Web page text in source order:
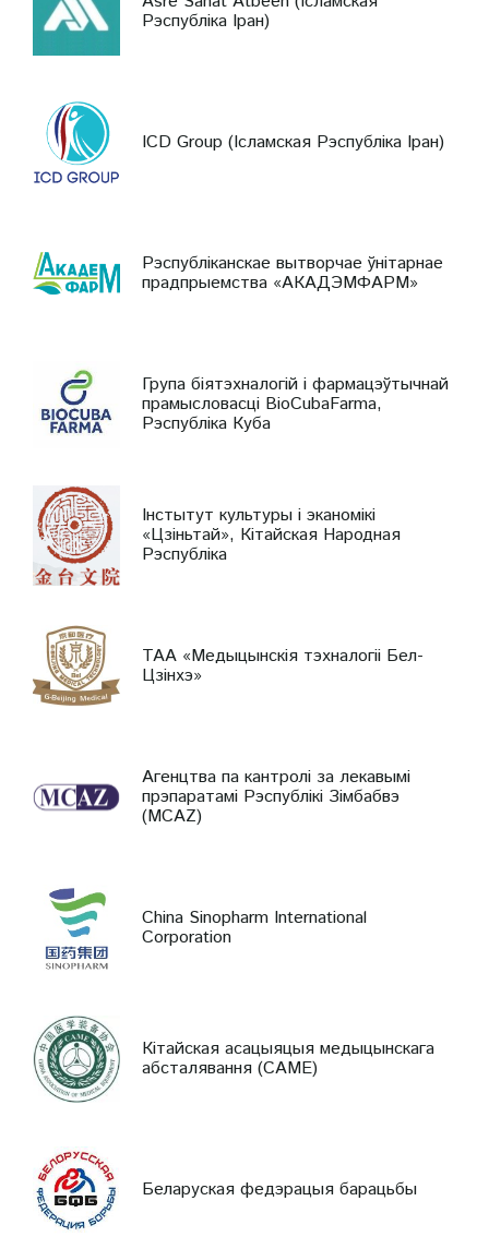
Рэспубліка Іран)
ICD Group (Ісламская Рэспубліка Іран)
Рэспубліканскае вытворчае ўнітарнае
прадпрыемства «АКАДЭМФАРМ»
Група біятэхналогій і фармацэўтычнай
прамысловасці BioCubaFarma,
Рэспубліка Куба
Інстытут культуры і эканомікі
«Цзіньтай», Кітайская Народная
Рэспубліка
ТАА «Медыцынскія тэхналогіі Бел-
Цзінхэ»
Агенцтва па кантролі за лекавымі
прэпаратамі Рэспублікі Зімбабвэ
(MCAZ)
China Sinopharm International
Corporation
Кітайская асацыяцыя медыцынскага
абсталявання (CAME)
Беларуская федэрацыя барацьбы